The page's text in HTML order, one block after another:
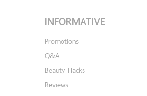
INFORMATIVE
Promotions
Q&A
Beauty Hacks
Reviews